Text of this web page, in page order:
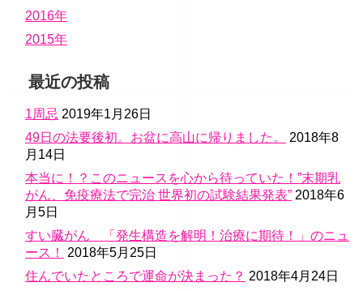
2016年
2015年
最近の投稿
1周忌 2019年1月26日
49日の法要後初。お盆に高山に帰りました。
2018年8
月14日
本当に！？このニュースを心から待っていた！”末期乳
がん、免疫療法で完治 世界初の試験結果発表” 2018年6
月5日
すい臓がん 「発生構造を解明！治療に期待！」のニュ
ース！
2018年5月25日
住んでいたところで運命が決まった？ 2018年4月24日